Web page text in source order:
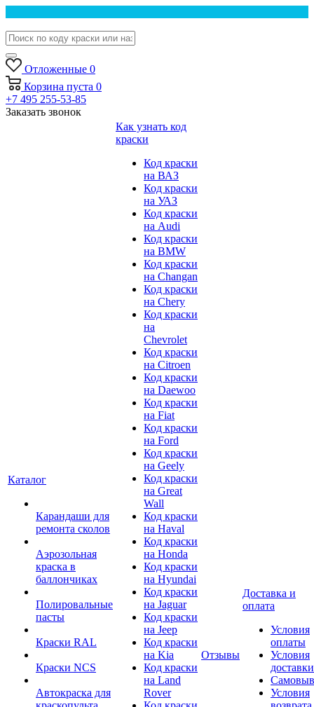
Отложенные 0
Корзина пуста 0
+7 495 255-53-85
Заказать звонок
Каталог
Карандаши для
ремонта сколов
Аэрозольная
краска в
баллончиках
Полировальные
пасты
Краски RAL
Краски NCS
Автокраска для
Как узнать код
краски
Код краски
на ВАЗ
Код краски
на УАЗ
Код краски
на Audi
Код краски
на BMW
Код краски
на Changan
Код краски
на Chery
Код краски
на
Chevrolet
Код краски
на Citroen
Код краски
на Daewoo
Код краски
на Fiat
Код краски
на Ford
Код краски
на Geely
Код краски
на Great
Wall
Код краски
на Haval
Код краски
на Honda
Код краски
на Hyundai
Код краски
на Jaguar
Код краски
на Jeep
Код краски
на Kia
Код краски
на Land
Rover
Отзывы
Доставка и
оплата
Условия
оплаты
Условия
доставки
Условия